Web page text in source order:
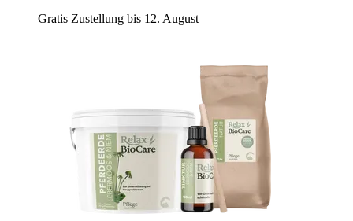
Gratis Zustellung bis 12. August